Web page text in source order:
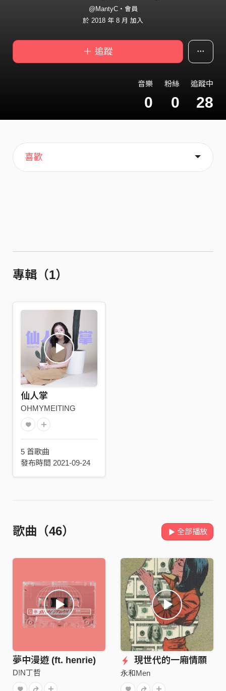
@MantyC・會員
於 2018 年 8 月 加入
＋ 追蹤
音樂
0
粉絲
0
追蹤中
28
主頁
歌單
喜歡
關於
專輯（1）
仙人掌
OHMYMEITING
5 首歌曲
發布時間 2021-09-24
歌曲（46） 全部播放
夢中漫遊 (ft. henrie)
D!N丁哲
現世代的一廂情願
永和Men